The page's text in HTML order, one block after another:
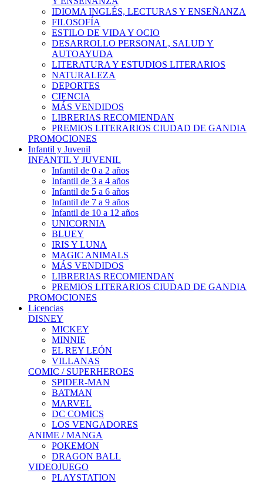
IDIOMA INGLÉS, LECTURAS Y ENSEÑANZA
FILOSOFÍA
ESTILO DE VIDA Y OCIO
DESARROLLO PERSONAL, SALUD Y
AUTOAYUDA
LITERATURA Y ESTUDIOS LITERARIOS
NATURALEZA
DEPORTES
CIENCIA
MÁS VENDIDOS
LIBRERIAS RECOMIENDAN
PREMIOS LITERARIOS CIUDAD DE GANDIA
PROMOCIONES
Infantil y Juvenil
INFANTIL Y JUVENIL
Infantil de 0 a 2 años
Infantil de 3 a 4 años
Infantil de 5 a 6 años
Infantil de 7 a 9 años
Infantil de 10 a 12 años
UNICORNIA
BLUEY
IRIS Y LUNA
MAGIC ANIMALS
MÁS VENDIDOS
LIBRERIAS RECOMIENDAN
PREMIOS LITERARIOS CIUDAD DE GANDIA
PROMOCIONES
Licencias
DISNEY
MICKEY
MINNIE
EL REY LEÓN
VILLANAS
COMIC / SUPERHEROES
SPIDER-MAN
BATMAN
MARVEL
DC COMICS
LOS VENGADORES
ANIME / MANGA
POKEMON
DRAGON BALL
VIDEOJUEGO
PLAYSTATION